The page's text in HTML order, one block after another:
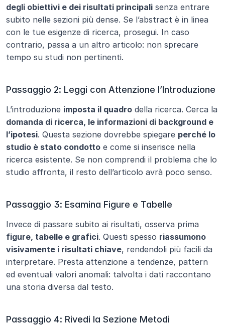
degli obiettivi e dei risultati principali senza entrare
subito nelle sezioni più dense. Se l’abstract è in linea
con le tue esigenze di ricerca, prosegui. In caso
contrario, passa a un altro articolo: non sprecare
tempo su studi non pertinenti.
Passaggio 2: Leggi con Attenzione l’Introduzione
L’introduzione imposta il quadro
domanda di ricerca, le informazioni di background e
l’ipotesi. Questa sezione dovrebbe spiegare perché lo
studio è stato condotto e come si inserisce nella
ricerca esistente. Se non comprendi il problema che lo
studio affronta, il resto dell’articolo avrà poco senso.
Passaggio 3: Esamina Figure e Tabelle
figure, tabelle e grafici. Questi spesso riassumono
visivamente i risultati chiave, rendendoli più facili da
interpretare. Presta attenzione a tendenze, pattern
ed eventuali valori anomali: talvolta i dati raccontano
una storia diversa dal testo.
Passaggio 4: Rivedi la Sezione Metodi